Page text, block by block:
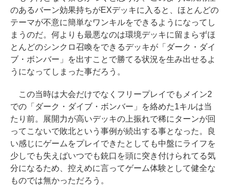
のあるバーン効果持ちがEXデッキに入ると、ほとんどの
テーマが不意に簡単なワンキルをできるようになってし
まうのだ。何よりも最悪なのは環境デッキに留まらずほ
とんどのシンクロ召喚をできるデッキが「ダーク・ダイ
ブ・ボンバー」を出すことで勝てる状況を生み出せるよ
うになってしまった事だろう。
この当時は大会だけでなくフリープレイでもメイン2
での「ダーク・ダイブ・ボンバー」を絡めた1キルは当
たり前。展開力が高いデッキの上振れで稀にターンが回
ってこないで敗北という事例が続出する事となった。良
い感じにゲームをプレイできたとしても中盤にライフを
少しでも失えばいつでも銃口を頭に突き付けられてる気
分になるため、控えめに言ってゲーム体験として健全な
ものでは無かっただろう。